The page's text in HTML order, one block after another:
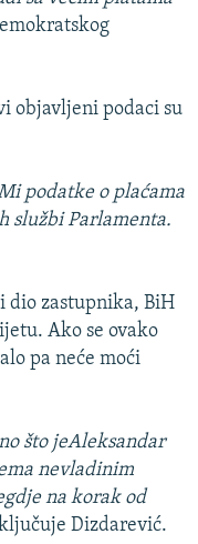
objavljeni podaci su
podatke o plaćama
službi Parlamenta.
dio zastupnika, BiH
Ako se ovako
pa neće moći
što jeAleksandar
nevladinim
na korak od
Dizdarević.